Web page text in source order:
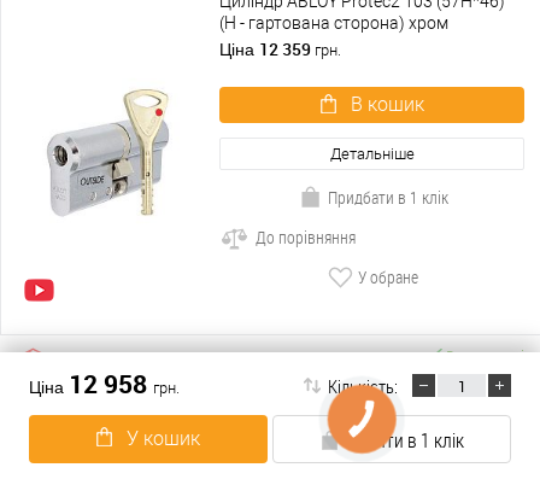
Ціна 12 958 грн. Кількість:
У кошик Купити в 1 клік
(H - гартована сторона) хром
полірований
Ціна 12 359 грн.
В кошик
Детальніше
Придбати в 1 клік
До порівняння
У обране
В наявності
Циліндр ABLOY Protec2 62 (31*31)
хром полірований
грн.